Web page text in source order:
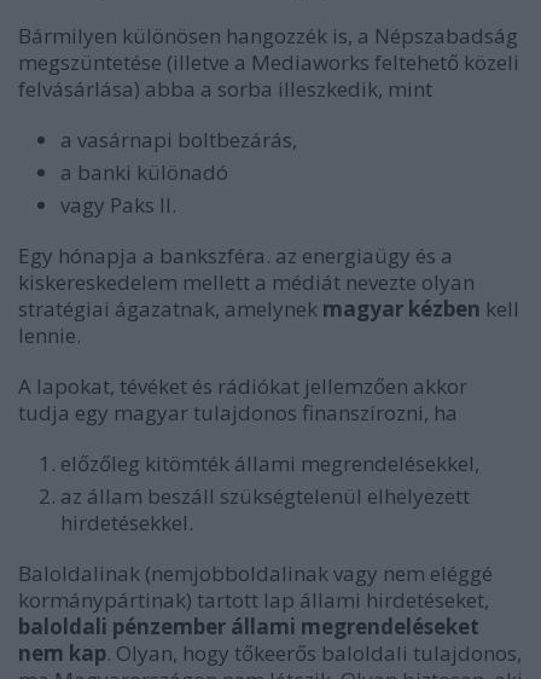
Bármilyen különösen hangozzék is, a Népszabadság
megszüntetése (illetve a Mediaworks feltehető közeli
felvásárlása) abba a sorba illeszkedik, mint
a vasárnapi boltbezárás,
a banki különadó
vagy Paks II.
Egy hónapja a bankszféra. az energiaügy és a
kiskereskedelem mellett a médiát nevezte olyan
stratégiai ágazatnak, amelynek magyar kézben kell
lennie.
A lapokat, tévéket és rádiókat jellemzően akkor
tudja egy magyar tulajdonos finanszírozni, ha
előzőleg kitömték állami megrendelésekkel,
az állam beszáll szükségtelenül elhelyezett
hirdetésekkel.
Baloldalinak (nemjobboldalinak vagy nem eléggé
kormánypártinak) tartott lap állami hirdetéseket,
baloldali pénzember állami megrendeléseket
nem kap. Olyan, hogy tőkeerős baloldali tulajdonos,